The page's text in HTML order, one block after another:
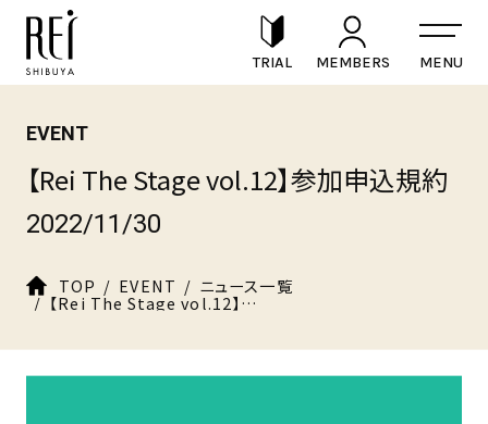
TRIAL MEMBERS
EVENT
【Rei The Stage vol.12】参加申込規約
2022/11/30
TOP EVENT ニュース一覧
【Rei The Stage vol.12】参加申込規約